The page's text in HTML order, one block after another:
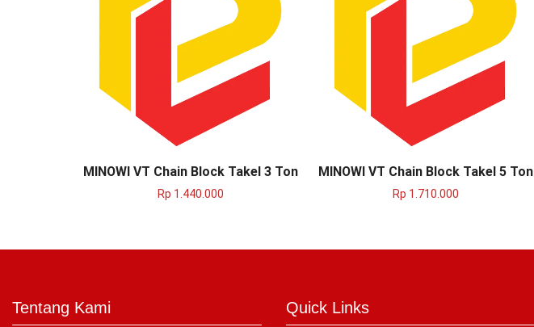
MINOWI VT Chain Block Takel 3 Ton
Rp 1.440.000
MINOWI VT Chain Block Takel 5 Ton
Rp 1.710.000
Tentang Kami Quick Links